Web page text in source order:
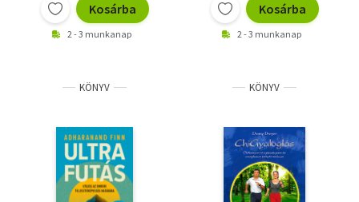
Kosárba
2 - 3 munkanap
Kosárba
2 - 3 munkanap
KÖNYV KÖNYV